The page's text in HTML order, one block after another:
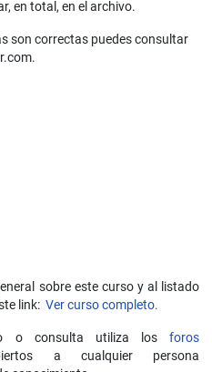
en total, en el archivo.
son correctas puedes consultar
sobre este curso y al listado
link: Ver curso completo.
o consulta utiliza losforos
a cualquier persona